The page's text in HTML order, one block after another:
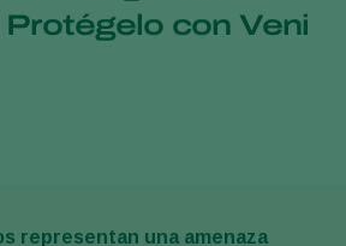
con Veni
representan una amenaza